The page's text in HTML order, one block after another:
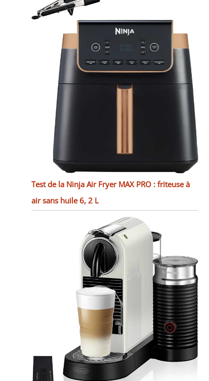
Test de la Ninja Air Fryer MAX PRO : friteuse à
air sans huile 6, 2 L